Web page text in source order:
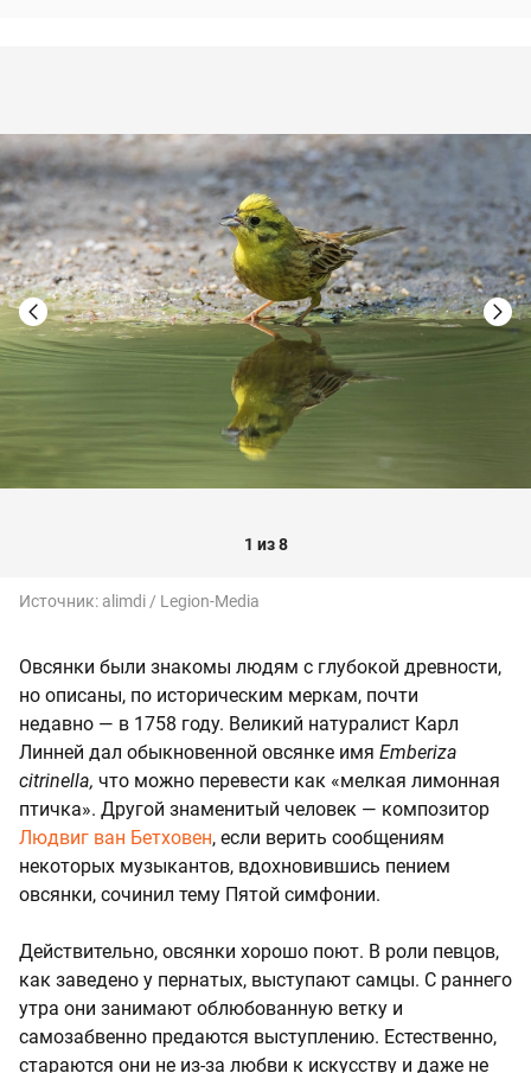
1 из 8
Источник: alimdi / Legion-Media
Овсянки были знакомы людям с глубокой древности,
но описаны, по историческим меркам, почти
недавно — в 1758 году. Великий натуралист Карл
Линней дал обыкновенной овсянке имя Emberiza
citrinella, что можно перевести как «мелкая лимонная
птичка». Другой знаменитый человек — композитор
Людвиг ван Бетховен, если верить сообщениям
некоторых музыкантов, вдохновившись пением
овсянки, сочинил тему Пятой симфонии.
Действительно, овсянки хорошо поют. В роли певцов,
как заведено у пернатых, выступают самцы. С раннего
утра они занимают облюбованную ветку и
самозабвенно предаются выступлению. Естественно,
стараются они не из-за любви к искусству и даже не